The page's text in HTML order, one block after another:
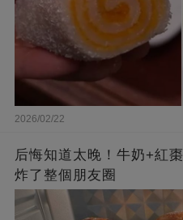
2026/02/22
后悔知道太晚！牛奶+紅
炸了整個朋友圈